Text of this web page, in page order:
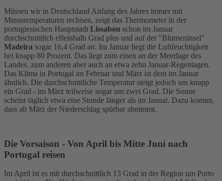
Müssen wir in Deutschland Anfang des Jahres immer mit
Minustemperaturen rechnen, zeigt das Thermometer in der
portugiesischen Hauptstadt Lissabon schon im Januar
durchschnittlich elfeinhalb Grad plus und auf der "Blumeninsel"
Madeira sogar 16,4 Grad an. Im Januar liegt die Luftfeuchtigkeit
bei knapp 80 Prozent. Das liegt zum einen an der Meerlage des
Landes, zum anderen aber auch an etwa zehn Januar-Regentagen.
Das Klima in Portugal im Februar und März ist dem im Januar
ähnlich. Die durchschnittliche Temperatur steigt jedoch um knapp
ein Grad - im März teilweise sogar um zwei Grad. Die Sonne
scheint täglich etwa eine Stunde länger als im Januar. Dazu kommt,
dass ab März der Niederschlag spürbar abnimmt.
Die Vorsaison - Von April bis Mitte Juni nach
Portugal reisen
Im April ist es mit durchschnittlich 13 Grad in der Region um Porto